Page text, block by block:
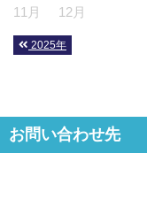
11月
12月
2025年
お問い合わせ先